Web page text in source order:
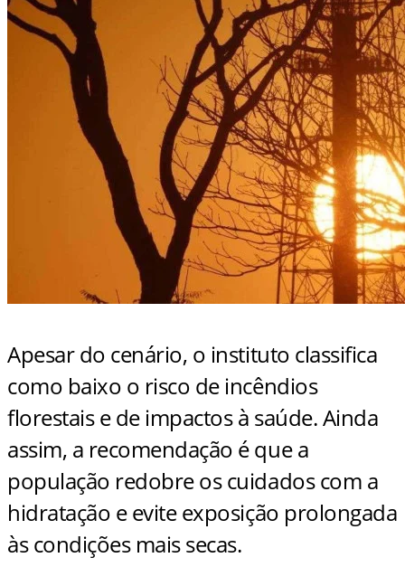
Apesar do cenário, o instituto classifica
como baixo o risco de incêndios
florestais e de impactos à saúde. Ainda
assim, a recomendação é que a
população redobre os cuidados com a
hidratação e evite exposição prolongada
às condições mais secas.